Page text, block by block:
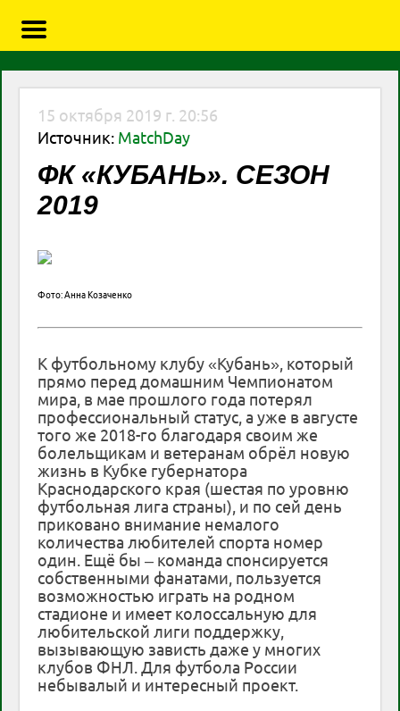
15 октября 2019 г. 20:56
Источник: MatchDay
ФК «КУБАНЬ». СЕЗОН
2019
Фото: Анна Козаченко
К футбольному клубу «Кубань», который
прямо перед домашним Чемпионатом
мира, в мае прошлого года потерял
профессиональный статус, а уже в августе
того же 2018-го благодаря своим же
болельщикам и ветеранам обрёл новую
жизнь в Кубке губернатора
Краснодарского края (шестая по уровню
футбольная лига страны), и по сей день
приковано внимание немалого
количества любителей спорта номер
один. Ещё бы – команда спонсируется
собственными фанатами, пользуется
возможностью играть на родном
стадионе и имеет колоссальную для
любительской лиги поддержку,
вызывающую зависть даже у многих
клубов ФНЛ. Для футбола России
небывалый и интересный проект.